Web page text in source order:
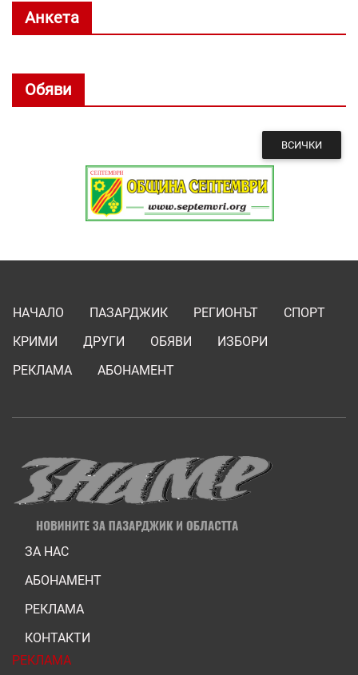
Анкета
Обяви
ВСИЧКИ
НАЧАЛО ПАЗАРДЖИК РЕГИОНЪТ
СПОРТ
КРИМИ
ДРУГИ ОБЯВИ
ИЗБОРИ
РЕКЛАМА
АБОНАМЕНТ
ЗА НАС
АБОНАМЕНТ
РЕКЛАМА
КОНТАКТИ
РЕКЛАМА